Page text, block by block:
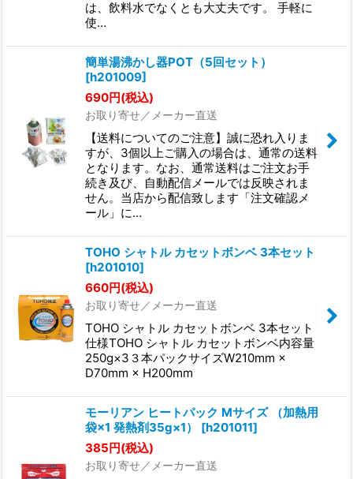
は、飲料水でなくとも大丈夫です。 手軽に
使…
簡単湯沸かし器POT（5回セット）
[h201009]
690円(税込)
お取り寄せ／メーカー直送
【送料についてのご注意】誠に恐れ入りま
すが、3個以上ご購入の場合は、通常の送料
となります。なお、通常送料はご注文お手
続き及び、自動配信メールでは反映されま
せん。当店から配信致します「注文確認メ
ール」に…
TOHO シャトル カセットボンベ 3本セット
[h201010]
660円(税込)
お取り寄せ／メーカー直送
TOHO シャトル カセットボンベ 3本セット
仕様TOHO シャトル カセットボンベ内容量
250g×3３本パックサイズW210mm ×
D70mm × H200mm
モーリアン ヒートパック Mサイズ （加熱用
袋×1 発熱剤35g×1）
[h201011]
385円(税込)
お取り寄せ／メーカー直送